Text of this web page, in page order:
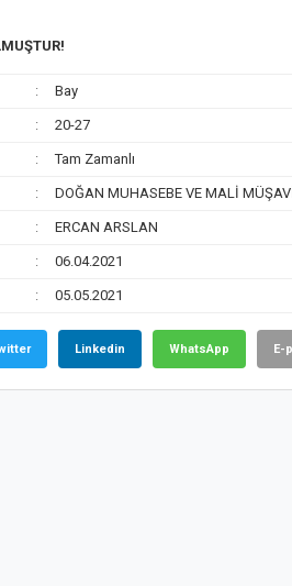
Bay
20-27
Tam Zamanlı
DOĞAN MUHASEBE VE MALİ
ERCAN ARSLAN
06.04.2021
05.05.2021
Linkedin WhatsApp E-